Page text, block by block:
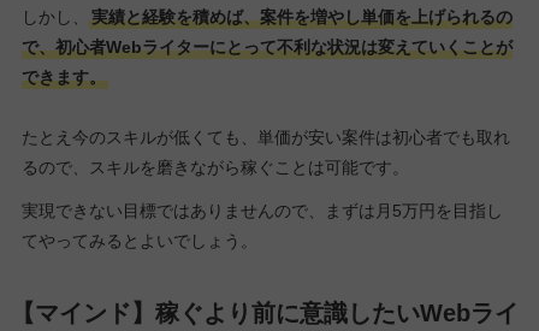
しかし、
実績と経験を積めば、案件を増やし単価を上げられるの
で、初心者Webライターにとって不利な状況は変えていくことが
できます。
たとえ今のスキルが低くても、単価が安い案件は初心者でも取れ
るので、スキルを磨きながら稼ぐことは可能です。
実現できない目標ではありませんので、まずは月5万円を目指し
てやってみるとよいでしょう。
【マインド】稼ぐより前に意識したいWebライ